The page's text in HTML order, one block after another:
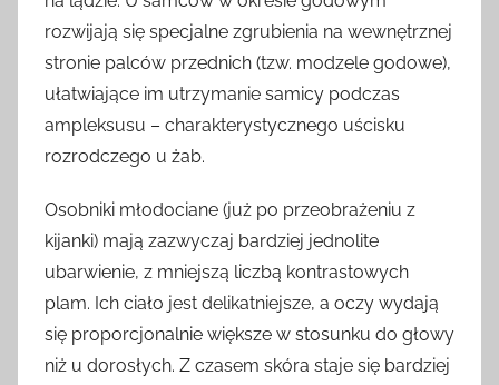
rozwijają się specjalne zgrubienia na wewnętrznej
stronie palców przednich (tzw. modzele godowe),
ułatwiające im utrzymanie samicy podczas
ampleksusu – charakterystycznego uścisku
rozrodczego u żab.
Osobniki młodociane (już po przeobrażeniu z
kijanki) mają zazwyczaj bardziej jednolite
ubarwienie, z mniejszą liczbą kontrastowych
plam. Ich ciało jest delikatniejsze, a oczy wydają
się proporcjonalnie większe w stosunku do głowy
niż u dorosłych. Z czasem skóra staje się bardziej